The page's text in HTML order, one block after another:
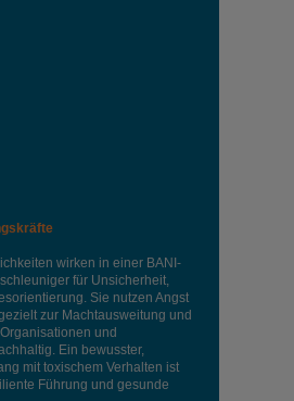
wirken in einer BANI-
für Unsicherheit,
Sie nutzen Angst
zur Machtausweitung und
und
Ein bewusster,
mit toxischem Verhalten ist
Führung und gesunde